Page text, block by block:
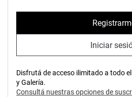
Iniciar
Disfrutá de acceso ilimitado a todo
y Galería.
Consultá nuestras opciones de